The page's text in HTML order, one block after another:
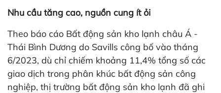
Nhu cầu tăng cao, nguồn cung ít ỏi
Theo báo cáo Bất động sản kho lạnh châu Á -
Thái Bình Dương do Savills công bố vào tháng
6/2023, dù chỉ chiếm khoảng 11,4% tổng số các
giao dịch trong phân khúc bất động sản công
nghiệp, thị trường bất động sản kho lạnh đã ghi